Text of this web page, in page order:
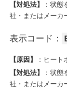
【対処法】
：状
社・またはメーカ
表示コード：
【原因】
：ヒート
【対処法】
：状
社・またはメーカ